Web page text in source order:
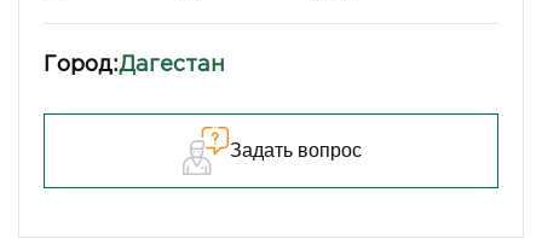
Город:Дагестан
Задать вопрос